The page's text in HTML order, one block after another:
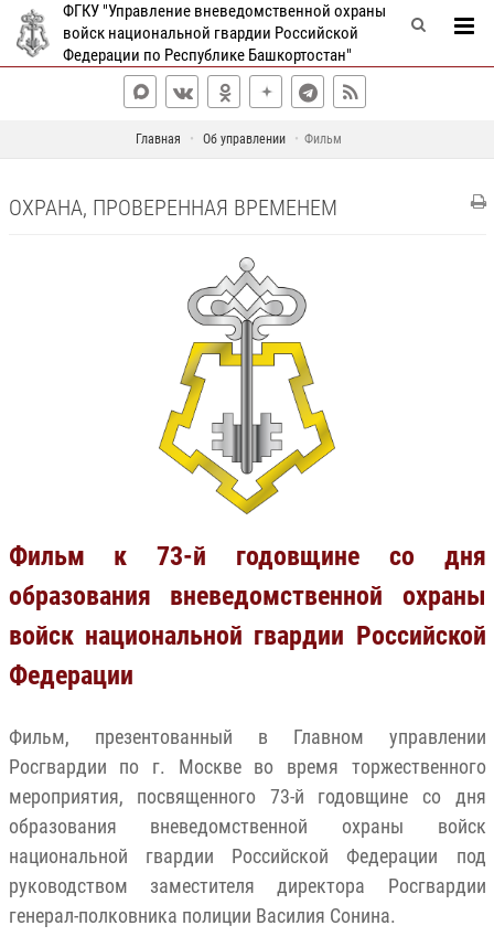
ФГКУ "Управление вневедомственной охраны
войск национальной гвардии Российской
Федерации по Республике Башкортостан"
Главная Об управлении Фильм
ОХРАНА, ПРОВЕРЕННАЯ ВРЕМЕНЕМ
Фильм к 73-й годовщине со дня
образования вневедомственной охраны
войск национальной гвардии Российской
Федерации
Фильм, презентованный в Главном управлении
Росгвардии по г. Москве во время торжественного
мероприятия, посвященного 73-й годовщине со дня
образования вневедомственной охраны войск
национальной гвардии Российской Федерации под
руководством заместителя директора Росгвардии
генерал-полковника полиции Василия Сонина.